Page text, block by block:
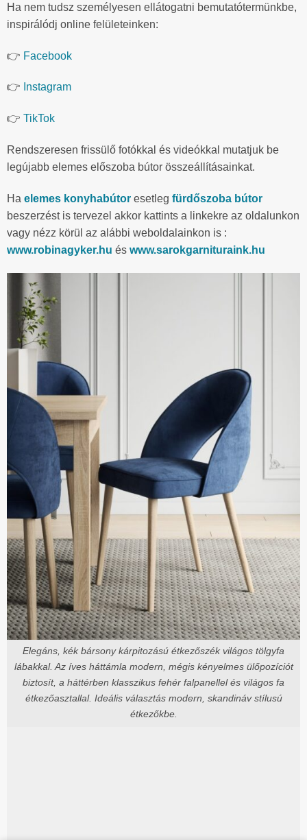
Ha nem tudsz személyesen ellátogatni bemutatótermünkbe,
inspirálódj online felületeinken:
👉 Facebook
👉 Instagram
👉 TikTok
Rendszeresen frissülő fotókkal és videókkal mutatjuk be
legújabb elemes előszoba bútor összeállításainkat.
Ha elemes konyhabútor esetleg fürdőszoba bútor
beszerzést is tervezel akkor kattints a linkekre az oldalunkon
vagy nézz körül az alábbi weboldalainkon is :
www.robinagyker.hu és www.sarokgarnituraink.hu
Elegáns, kék bársony kárpitozású étkezőszék világos tölgyfa
lábakkal. Az íves háttámla modern, mégis kényelmes ülőpozíciót
biztosít, a háttérben klasszikus fehér falpanellel és világos fa
étkezőasztallal. Ideális választás modern, skandináv stílusú
étkezőkbe.